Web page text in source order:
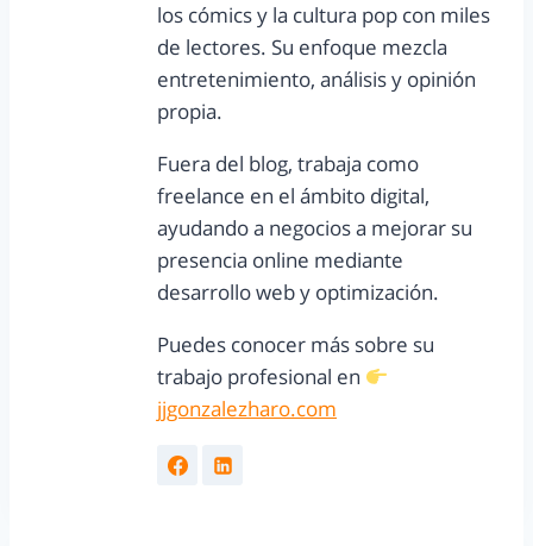
los cómics y la cultura pop con miles
de lectores. Su enfoque mezcla
entretenimiento, análisis y opinión
propia.
Fuera del blog, trabaja como
freelance en el ámbito digital,
ayudando a negocios a mejorar su
presencia online mediante
desarrollo web y optimización.
Puedes conocer más sobre su
trabajo profesional en
jjgonzalezharo.com